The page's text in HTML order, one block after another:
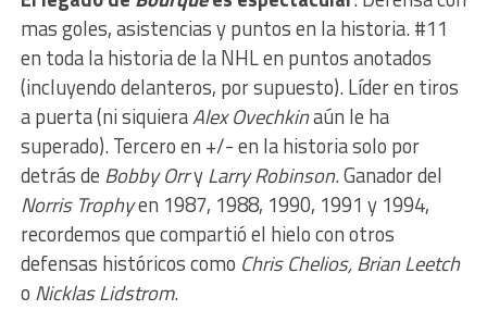
mas goles, asistencias y puntos en la historia. #11
en toda la historia de la NHL en puntos anotados
(incluyendo delanteros, por supuesto). Líder en tiros
a puerta (ni siquieraAlex Ovechkinaún le ha
superado). Tercero en +/- en la historia solo por
detrás de Bobby OrryLarry Robinson. Ganador del
Norris Trophyen 1987, 1988, 1990, 1991 y 1994,
recordemos que compartió el hielo con otros
defensas históricos como Chris Chelios, Brian Leetch
o Nicklas Lidstrom.